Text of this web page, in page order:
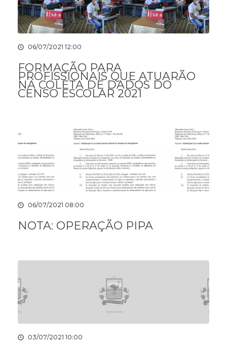
06/07/2021 12:00
FORMAÇÃO PARA
PROFISSIONAIS QUE ATUARÃO
NA COLETA DE DADOS DO
CENSO ESCOLAR 2021
06/07/2021 08:00
NOTA: OPERAÇÃO PIPA
03/07/2021 10:00